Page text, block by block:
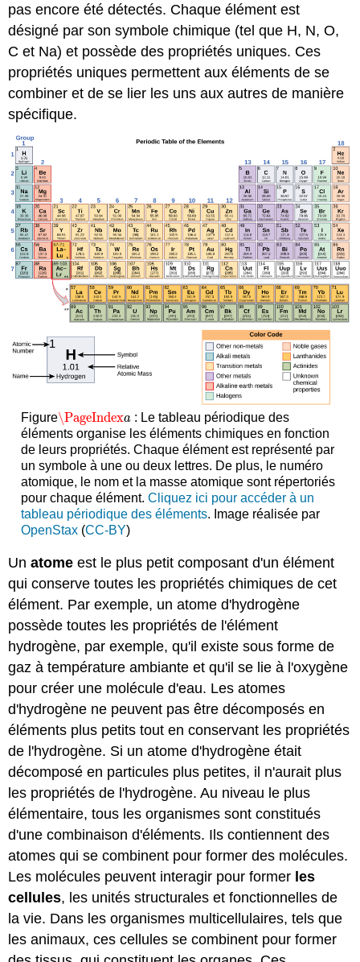
pas encore été détectés. Chaque élément est
désigné par son symbole chimique (tel que H, N, O,
C et Na) et possède des propriétés uniques. Ces
propriétés uniques permettent aux éléments de se
combiner et de se lier les uns aux autres de manière
spécifique.
Figure\PageIndexa
\PageIndexa : Le tableau périodique des
éléments organise les éléments chimiques en fonction
de leurs propriétés. Chaque élément est représenté par
un symbole à une ou deux lettres. De plus, le numéro
atomique, le nom et la masse atomique sont répertoriés
pour chaque élément. Cliquez ici pour accéder à un
tableau périodique des éléments. Image réalisée par
OpenStax(CC-BY)
Unatome est le plus petit composant d'un élément
qui conserve toutes les propriétés chimiques de cet
élément. Par exemple, un atome d'hydrogène
possède toutes les propriétés de l'élément
hydrogène, par exemple, qu'il existe sous forme de
gaz à température ambiante et qu'il se lie à l'oxygène
pour créer une molécule d'eau. Les atomes
d'hydrogène ne peuvent pas être décomposés en
éléments plus petits tout en conservant les propriétés
de l'hydrogène. Si un atome d'hydrogène était
décomposé en particules plus petites, il n'aurait plus
les propriétés de l'hydrogène. Au niveau le plus
élémentaire, tous les organismes sont constitués
d'une combinaison d'éléments. Ils contiennent des
atomes qui se combinent pour former des molécules.
Les molécules peuvent interagir pour former les
cellules, les unités structurales et fonctionnelles de
la vie. Dans les organismes multicellulaires, tels que
les animaux, ces cellules se combinent pour former